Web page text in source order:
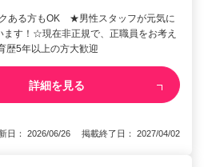
ある方もOK ★男性スタッフが元気に
ます！☆現在非正規で、正職員をお考え
歴5年以上の方大歓迎
詳細を見る
日： 2026/06/26 掲載終了日： 2027/04/02